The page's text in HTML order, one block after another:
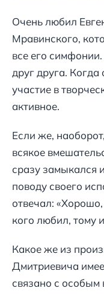
Очень любил
Мравинского,
все его
друг друга. Когда
участие в
активное.
Если же,
всякое
сразу замыкался
поводу своего
отвечал:
кого любил, тому
Какое же из
Дмитриевича
связано с особым